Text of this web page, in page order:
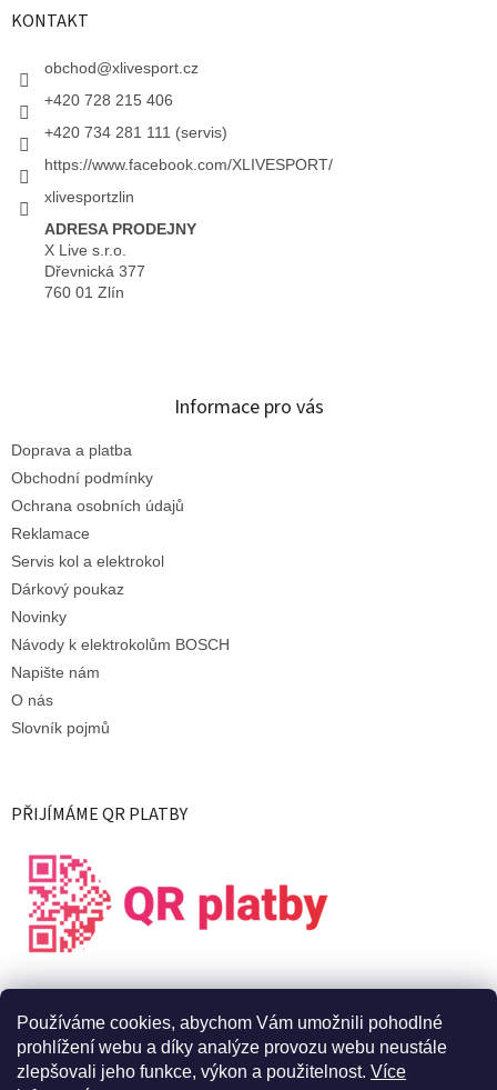
Používáme cookies, abychom Vám umožnili pohodlné
prohlížení webu a díky analýze provozu webu neustále
zlepšovali jeho funkce, výkon a použitelnost. Více
KONTAKT
obchod@xlivesport.cz
+420 728 215 406
+420 734 281 111 (servis)
https://www.facebook.com/XLIVESPORT/
xlivesportzlin
ADRESA PRODEJNY
X Live s.r.o.
Dřevnická 377
760 01 Zlín
Informace pro vás
Doprava a platba
Obchodní podmínky
Ochrana osobních údajů
Reklamace
Servis kol a elektrokol
Dárkový poukaz
Novinky
Návody k elektrokolům BOSCH
Napište nám
O nás
Slovník pojmů
PŘIJÍMÁME QR PLATBY